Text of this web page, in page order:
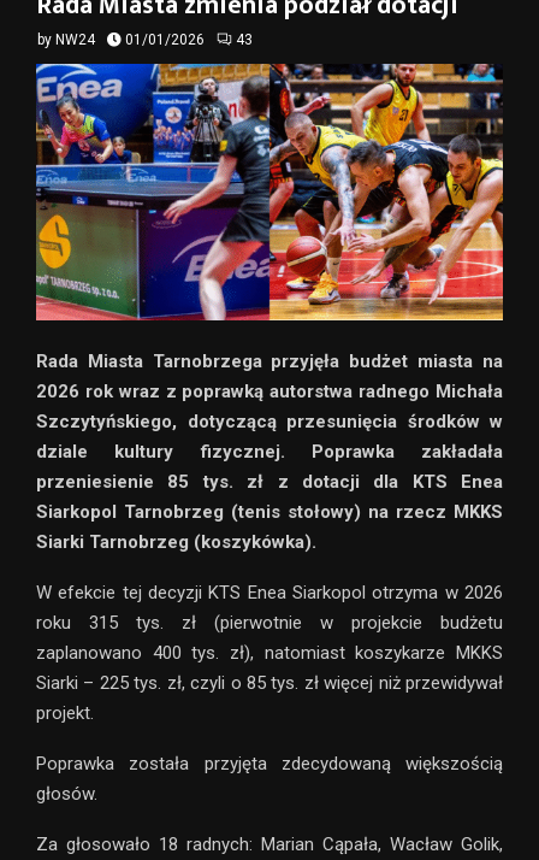
by NW24 01/01/2026 43
Rada Miasta Tarnobrzega przyjęła budżet miasta na
2026 rok wraz z poprawką autorstwa radnego Michała
Szczytyńskiego, dotyczącą przesunięcia środków w
dziale kultury fizycznej. Poprawka zakładała
przeniesienie 85 tys. zł z dotacji dla KTS Enea
Siarkopol Tarnobrzeg (tenis stołowy) na rzecz MKKS
Siarki Tarnobrzeg (koszykówka).
W efekcie tej decyzji KTS Enea Siarkopol otrzyma w 2026
roku 315 tys. zł (pierwotnie w projekcie budżetu
zaplanowano 400 tys. zł), natomiast koszykarze MKKS
Siarki – 225 tys. zł, czyli o 85 tys. zł więcej niż przewidywał
projekt.
Poprawka została przyjęta zdecydowaną większością
głosów.
Za głosowało 18 radnych: Marian Cąpała, Wacław Golik,